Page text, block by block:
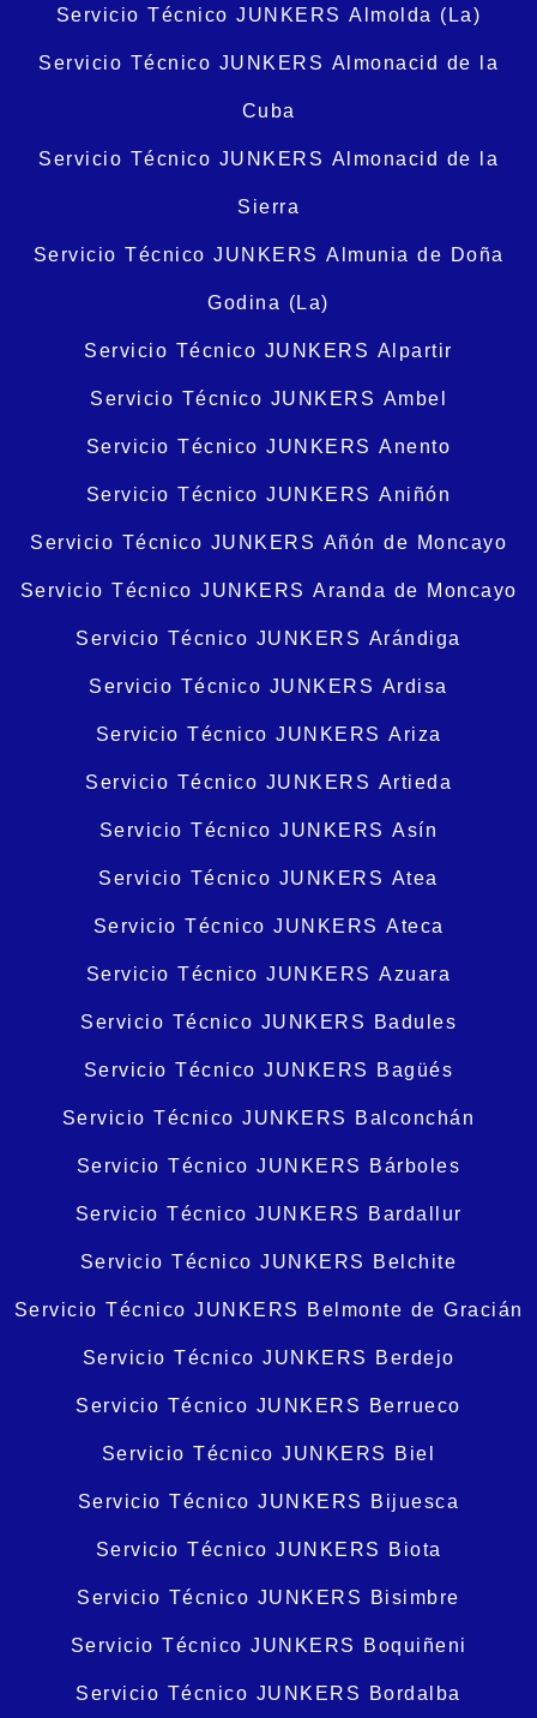
Servicio Técnico JUNKERS Almolda (La)
Servicio Técnico JUNKERS Almonacid de la
Cuba
Servicio Técnico JUNKERS Almonacid de la
Sierra
Servicio Técnico JUNKERS Almunia de Doña
Godina (La)
Servicio Técnico JUNKERS Alpartir
Servicio Técnico JUNKERS Ambel
Servicio Técnico JUNKERS Anento
Servicio Técnico JUNKERS Aniñón
Servicio Técnico JUNKERS Añón de Moncayo
Servicio Técnico JUNKERS Aranda de Moncayo
Servicio Técnico JUNKERS Arándiga
Servicio Técnico JUNKERS Ardisa
Servicio Técnico JUNKERS Ariza
Servicio Técnico JUNKERS Artieda
Servicio Técnico JUNKERS Asín
Servicio Técnico JUNKERS Atea
Servicio Técnico JUNKERS Ateca
Servicio Técnico JUNKERS Azuara
Servicio Técnico JUNKERS Badules
Servicio Técnico JUNKERS Bagüés
Servicio Técnico JUNKERS Balconchán
Servicio Técnico JUNKERS Bárboles
Servicio Técnico JUNKERS Bardallur
Servicio Técnico JUNKERS Belchite
Servicio Técnico JUNKERS Belmonte de Gracián
Servicio Técnico JUNKERS Berdejo
Servicio Técnico JUNKERS Berrueco
Servicio Técnico JUNKERS Biel
Servicio Técnico JUNKERS Bijuesca
Servicio Técnico JUNKERS Biota
Servicio Técnico JUNKERS Bisimbre
Servicio Técnico JUNKERS Boquiñeni
Servicio Técnico JUNKERS Bordalba